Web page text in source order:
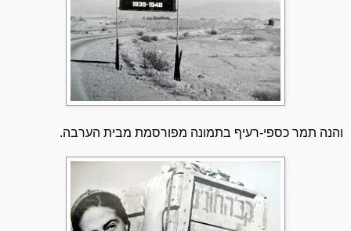
והנה תמר כספי-רעיף בתמונה מפורסמת מבית הערבה.